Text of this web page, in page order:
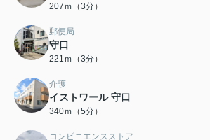
207ｍ（3分）
郵便局
守口
221ｍ（3分）
介護
イストワール 守口
340ｍ（5分）
コンビニエンスストア